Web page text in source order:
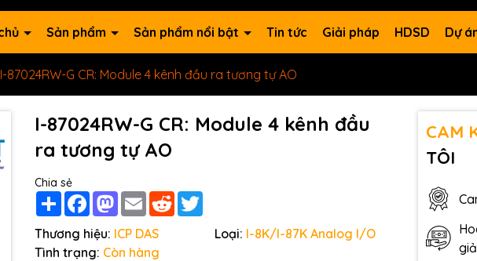
Sản phẩm Sản phẩm nổi bật Tin tức Giải pháp HDSD Dự
I-87024RW-G CR: Module 4 kênh đầu ra tương tự AO
I-87024RW-G CR: Module 4 kênh đầu
ra tương tự AO
Chia sẻ
Share FacebookMastodon
Email Reddit
Thương hiệu: ICP DAS Loại: I-8K/I-87K Analog I/O
Tình trạng: Còn hàng
CAM
TÔI
giả
Mã giảm giá:
Ngày hết hạn: